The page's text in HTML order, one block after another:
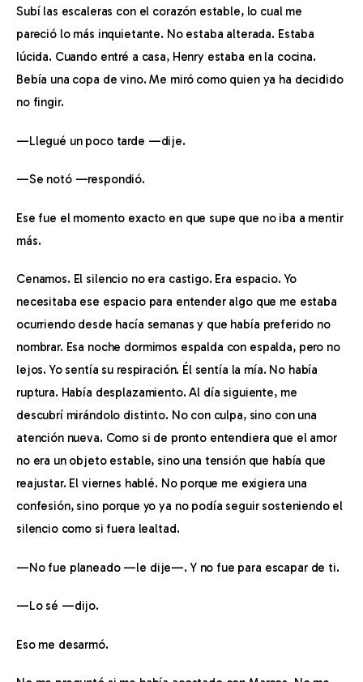
Subí las escaleras con el corazón estable, lo cual me
pareció lo más inquietante. No estaba alterada. Estaba
lúcida. Cuando entré a casa, Henry estaba en la cocina.
Bebía una copa de vino. Me miró como quien ya ha decidido
no fingir.
—Llegué un poco tarde —dije.
—Se notó —respondió.
Ese fue el momento exacto en que supe que no iba a mentir
más.
Cenamos. El silencio no era castigo. Era espacio. Yo
necesitaba ese espacio para entender algo que me estaba
ocurriendo desde hacía semanas y que había preferido no
nombrar. Esa noche dormimos espalda con espalda, pero no
lejos. Yo sentía su respiración. Él sentía la mía. No había
ruptura. Había desplazamiento. Al día siguiente, me
descubrí mirándolo distinto. No con culpa, sino con una
atención nueva. Como si de pronto entendiera que el amor
no era un objeto estable, sino una tensión que había que
reajustar. El viernes hablé. No porque me exigiera una
confesión, sino porque yo ya no podía seguir sosteniendo el
silencio como si fuera lealtad.
—No fue planeado —le dije—. Y no fue para escapar de ti.
—Lo sé —dijo.
Eso me desarmó.